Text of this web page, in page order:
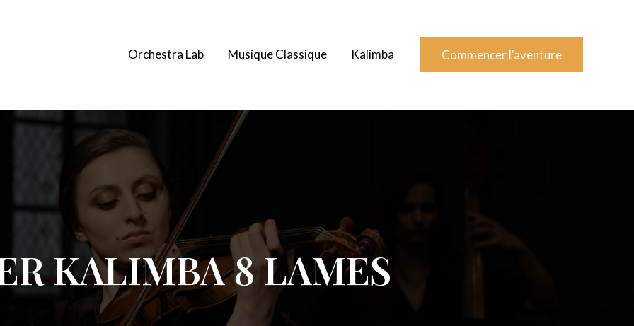
Orchestra Lab Musique Classique Kalimba Commencer l'aventure
KALIMBA 8 LAMES